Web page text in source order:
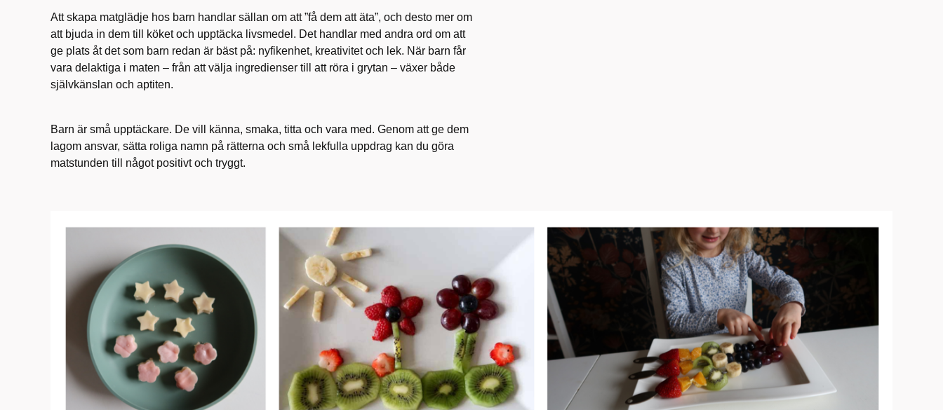
Att skapa matglädje hos barn handlar sällan om att ”få dem att äta”, och desto mer om
att bjuda in dem till köket och upptäcka livsmedel. Det handlar med andra ord om att
ge plats åt det som barn redan är bäst på: nyfikenhet, kreativitet och lek. När barn får
vara delaktiga i maten – från att välja ingredienser till att röra i grytan – växer både
självkänslan och aptiten.
Barn är små upptäckare. De vill känna, smaka, titta och vara med. Genom att ge dem
lagom ansvar, sätta roliga namn på rätterna och små lekfulla uppdrag kan du göra
matstunden till något positivt och tryggt.